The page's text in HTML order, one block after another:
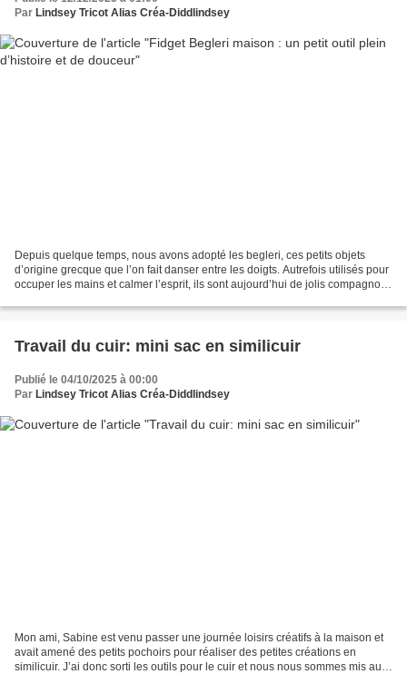
Par Lindsey Tricot Alias Créa-Diddlindsey
Depuis quelque temps, nous avons adopté les begleri, ces petits objets
d’origine grecque que l’on fait danser entre les doigts. Autrefois utilisés pour
occuper les mains et calmer l’esprit, ils sont aujourd’hui de jolis compagnons
Travail du cuir: mini sac en similicuir
Publié le 04/10/2025 à 00:00
Par Lindsey Tricot Alias Créa-Diddlindsey
Mon ami, Sabine est venu passer une journée loisirs créatifs à la maison et
avait amené des petits pochoirs pour réaliser des petites créations en
similicuir. J’ai donc sorti les outils pour le cuir et nous nous sommes mis au